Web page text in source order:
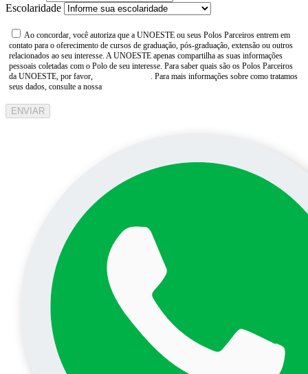
Escolaridade
Ao concordar, você autoriza que a UNOESTE ou seus Polos Parceiros entrem em
contato para o oferecimento de cursos de graduação, pós-graduação, extensão ou outros
relacionados ao seu interesse. A UNOESTE apenas compartilha as suas informações
pessoais coletadas com o Polo de seu interesse. Para saber quais são os Polos Parceiros
da UNOESTE, por favor,
. Para mais informações sobre como tratamos
seus dados, consulte a nossa
ENVIAR